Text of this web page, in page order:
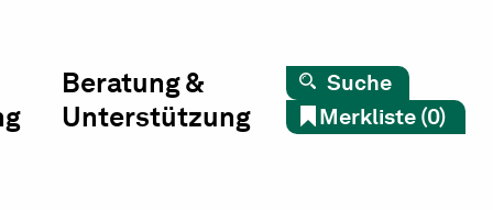
Beratung &
Unterstützung
Suche
Merkliste (0)